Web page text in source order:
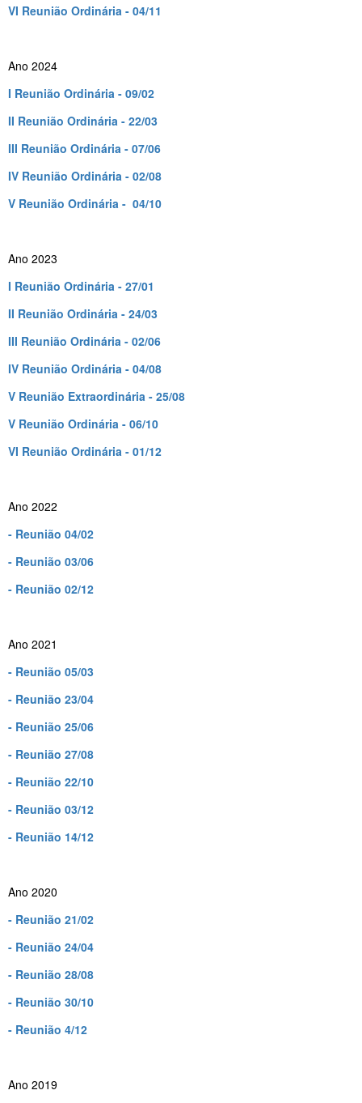
VI Reunião Ordinária - 04/11
Ano 2024
I Reunião Ordinária - 09/02
II Reunião Ordinária - 22/03
III Reunião Ordinária - 07/06
IV Reunião Ordinária - 02/08
V Reunião Ordinária - 04/10
Ano 2023
I Reunião Ordinária - 27/01
II Reunião Ordinária - 24/03
III Reunião Ordinária - 02/06
IV Reunião Ordinária - 04/08
V Reunião Extraordinária - 25/08
V Reunião Ordinária - 06/10
VI Reunião Ordinária - 01/12
Ano 2022
- Reunião 04/02
- Reunião 03/06
- Reunião 02/12
Ano 2021
- Reunião 05/03
- Reunião 23/04
- Reunião 25/06
- Reunião 27/08
- Reunião 22/10
- Reunião 03/12
- Reunião 14/12
Ano 2020
- Reunião 21/02
- Reunião 24/04
- Reunião 28/08
- Reunião 30/10
- Reunião 4/12
Ano 2019